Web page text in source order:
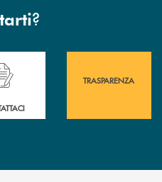
?
delle&nbsp; filiali&nbsp; di Banca
di assistenza immediata?
TRASPARENZA